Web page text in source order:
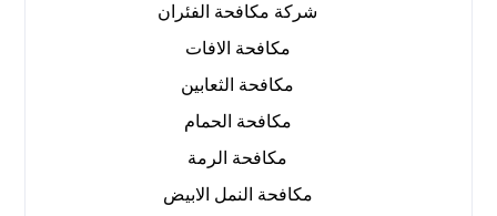
شركة مكافحة الفئران
مكافحة الافات
مكافحة الثعابين
مكافحة الحمام
مكافحة الرمة
مكافحة النمل الابيض